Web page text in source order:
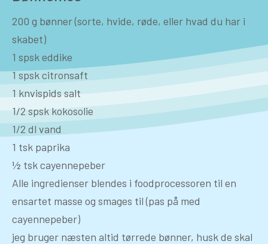
200 g bønner (sorte, hvide, røde, eller hvad du har i
skabet)
1 spsk eddike
1 spsk citronsaft
1 knvispids salt
1/2 spsk kokosolie
1/2 dl vand
1 tsk paprika
½ tsk cayennepeber
Alle ingredienser blendes i foodprocessoren til en
ensartet masse og smages til (pas på med
cayennepeber)
jeg bruger næsten altid tørrede bønner, husk de skal